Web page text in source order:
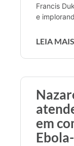
Francis
e
LEIA
em